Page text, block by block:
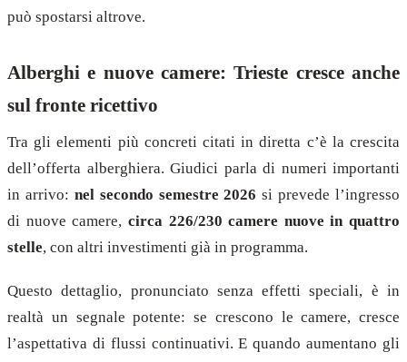
può spostarsi altrove.
Alberghi e nuove camere: Trieste cresce anche
sul fronte ricettivo
Tra gli elementi più concreti citati in diretta c’è la crescita
dell’offerta alberghiera. Giudici parla di numeri importanti
in arrivo: nel secondo semestre 2026 si prevede l’ingresso
di nuove camere, circa 226/230 camere nuove in quattro
stelle, con altri investimenti già in programma.
Questo dettaglio, pronunciato senza effetti speciali, è in
realtà un segnale potente: se crescono le camere, cresce
l’aspettativa di flussi continuativi. E quando aumentano gli